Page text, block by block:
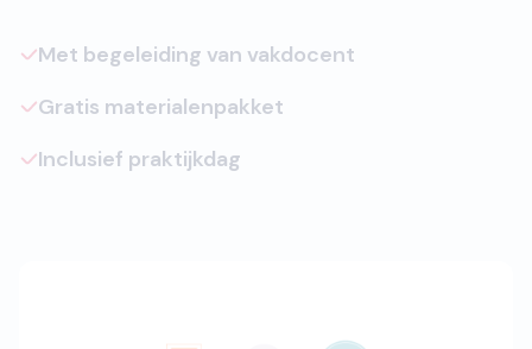
Met begeleiding van vakdocent
Gratis materialenpakket
Inclusief praktijkdag